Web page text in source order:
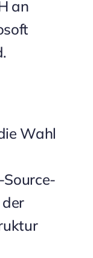
an
Wahl